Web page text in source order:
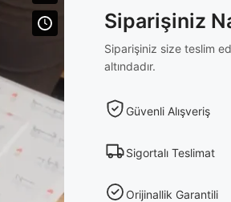
Siparişiniz
Siparişiniz size teslim
altındadır.
Güvenli Alışveriş
Sigortalı Teslimat
Orijinallik Garantili